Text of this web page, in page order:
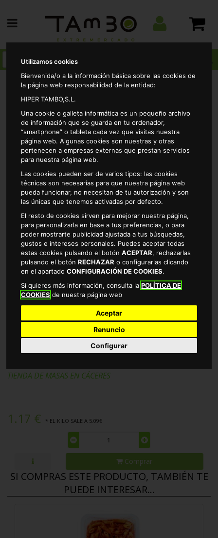
Utilizamos cookies
Bienvenida/o a la información básica sobre las cookies de
la página web responsabilidad de la entidad:
HIPER TAMBO,S.L.
Una cookie o galleta informática es un pequeño archivo
de información que se guarda en tu ordenador,
“smartphone” o tableta cada vez que visitas nuestra
página web. Algunas cookies son nuestras y otras
pertenecen a empresas externas que prestan servicios
para nuestra página web.
Las cookies pueden ser de varios tipos: las cookies
técnicas son necesarias para que nuestra página web
pueda funcionar, no necesitan de tu autorización y son
las únicas que tenemos activadas por defecto.
El resto de cookies sirven para mejorar nuestra página,
para personalizarla en base a tus preferencias, o para
poder mostrarte publicidad ajustada a tus búsquedas,
gustos e intereses personales. Puedes aceptar todas
estas cookies pulsando el botónACEPTAR, rechazarlas
pulsando el botónRECHAZAR o configurarlas clicando
en el apartadoCONFIGURACIÓN DE COOKIES.
Si quieres más información, consulta laPOLÍTICA DE
COOKIES de nuestra página web
Aceptar
Renuncio
Configurar
Charcuteria
Masa hojaldre rectangular rikissimo 230gr
MASA HOJALDRE RECTANGULAR
TIENDA DE MASAS EN CÁCERES
1.17 € * EL KILO SALE A 5.09€
Comprar
SI COMPRAS ESTE PRODUCTO, TAMBIÉN TE
PUEDE INTERESAR...